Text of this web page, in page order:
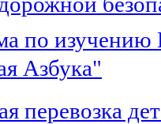
по изучению
Азбука"
перевозка